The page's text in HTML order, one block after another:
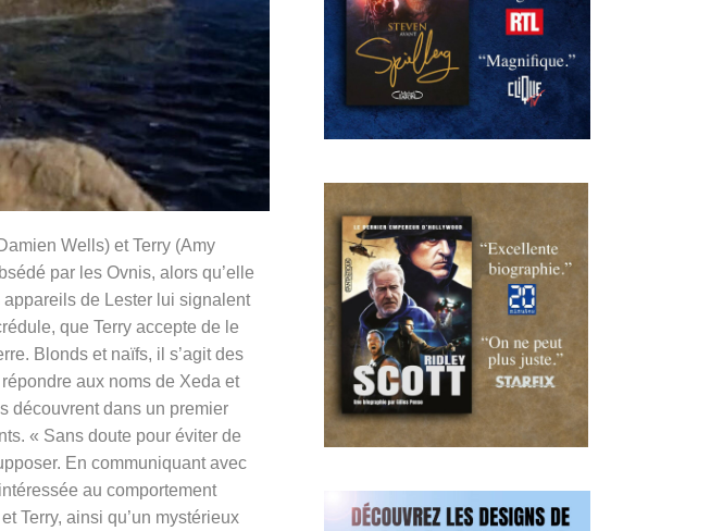
Wells) et Terry (Amy
par les Ovnis, alors qu’elle
de Lester lui signalent
que Terry accepte de le
Blonds et naïfs, il s’agit des
aux noms de Xeda et
découvrent dans un premier
« Sans doute pour éviter de
En communiquant avec
au comportement
Terry, ainsi qu’un mystérieux